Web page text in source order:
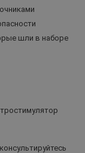
шли в наборе